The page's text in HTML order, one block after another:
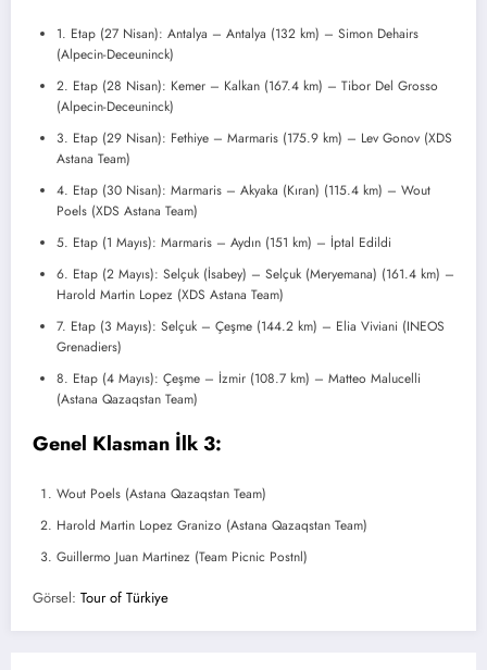
1. Etap (27 Nisan): Antalya – Antalya (132 km) – Simon Dehairs
(Alpecin-Deceuninck)
2. Etap (28 Nisan): Kemer – Kalkan (167.4 km) – Tibor Del Grosso
(Alpecin-Deceuninck)
3. Etap (29 Nisan): Fethiye – Marmaris (175.9 km) – Lev Gonov (XDS
Astana Team)
4. Etap (30 Nisan): Marmaris – Akyaka (Kıran) (115.4 km) – Wout
Poels (XDS Astana Team)
5. Etap (1 Mayıs): Marmaris – Aydın (151 km) – İptal Edildi
6. Etap (2 Mayıs): Selçuk (İsabey) – Selçuk (Meryemana) (161.4 km) –
Harold Martin Lopez (XDS Astana Team)
7. Etap (3 Mayıs): Selçuk – Çeşme (144.2 km) – Elia Viviani (INEOS
Grenadiers)
8. Etap (4 Mayıs): Çeşme – İzmir (108.7 km) – Matteo Malucelli
(Astana Qazaqstan Team)
Genel Klasman İlk 3:
Wout Poels (Astana Qazaqstan Team)
Harold Martin Lopez Granizo (Astana Qazaqstan Team)
Guillermo Juan Martinez (Team Picnic Postnl)
Görsel: Tour of Türkiye